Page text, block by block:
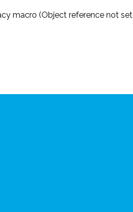
macro (Object reference not